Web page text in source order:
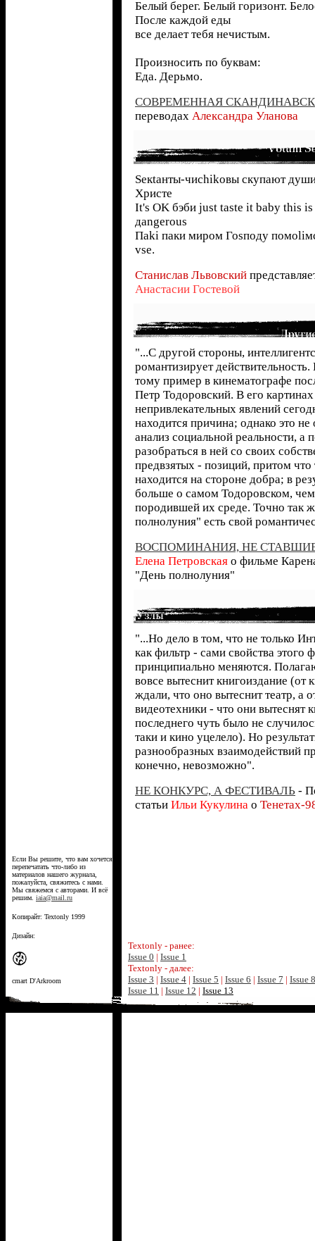
Белый берег. Белый горизонт.
После каждой еды
все делает тебя нечистым.
Произносить по буквам:
Еда. Дерьмо.
СОВРЕМЕННАЯ
переводах Александра Уланова
Sекtанты-чиchikовы скупают
Христе
It's OK бэби just taste it baby this
дangerous
Паki паки миром Гоsподу
vsе.
Станислав Львовский
Анастасии Гостевой
"...С другой стороны,
романтизирует
тому пример в кинематографе
Петр Тодоровский. В его
непривлекательных явлений
находится причина; однако это не
анализ социальной реальности, а
разобраться в ней со своих
предвзятых - позиций, притом что
находится на стороне добра; в
больше о самом Тодоровском, чем
породившей их среде. Точно так
полнолуния" есть свой
ВОСПОМИНАНИЯ, НЕ
Елена Петровская о фильме
"День полнолуния"
"...Но дело в том, что не только
как фильтр - сами свойства этого
принципиально меняются.
вовсе вытеснит книгоиздание (от
ждали, что оно вытеснит театр, а
видеотехники - что они вытеснят
последнего чуть было не
таки и кино уцелело). Но
разнообразных взаимодействий
конечно, невозможно".
НЕ КОНКУРС, А ФЕСТИВАЛЬ -
статьи Ильи Кукулина о Тенетах-
Если Вы решите, что вам хочется
перепечатать что-либо из
материалов нашего журнала,
пожалуйста, свяжитесь с нами.
Мы свяжемся с авторами. И всё
решим. iaia@mail.ru
Копирайт: Textonly 1999
Дизайн:
cmart D'Arkroom
Textonly - ранее:
Issue 0 | Issue 1
Textonly - далее:
Issue 3 | Issue 4 | Issue 5 | Issue 6 | Issue 7 | Issue 8
Issue 11 | Issue 12 | Issue 13